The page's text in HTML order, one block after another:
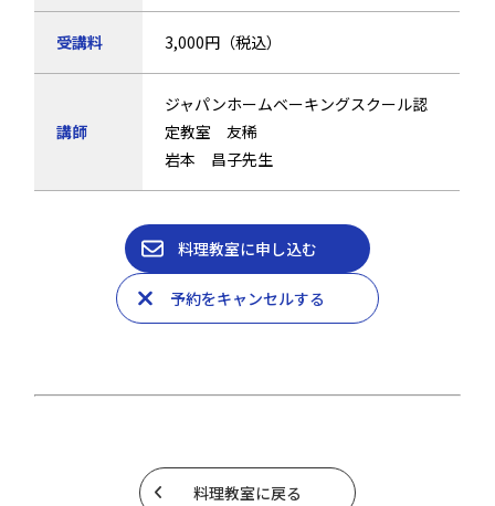
受講料 3,000円（税込）
講師
ジャパンホームベーキングスクール認
定教室 友稀
岩本 昌子先生
料理教室に申し込む
予約をキャンセルする
料理教室に戻る